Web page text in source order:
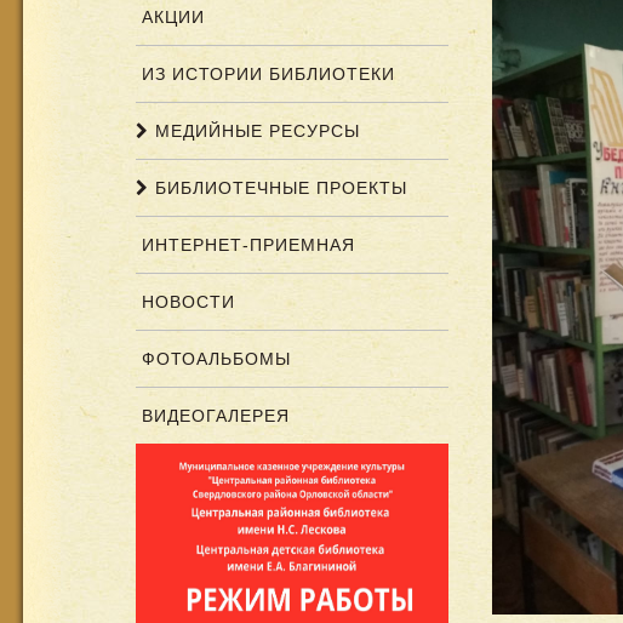
АКЦИИ
ИЗ ИСТОРИИ БИБЛИОТЕКИ
МЕДИЙНЫЕ РЕСУРСЫ
БИБЛИОТЕЧНЫЕ ПРОЕКТЫ
ИНТЕРНЕТ-ПРИЕМНАЯ
НОВОСТИ
ФОТОАЛЬБОМЫ
ВИДЕОГАЛЕРЕЯ